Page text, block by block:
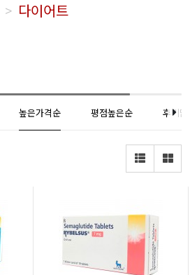
다이어트
높은가격순 평점높은순 후기많